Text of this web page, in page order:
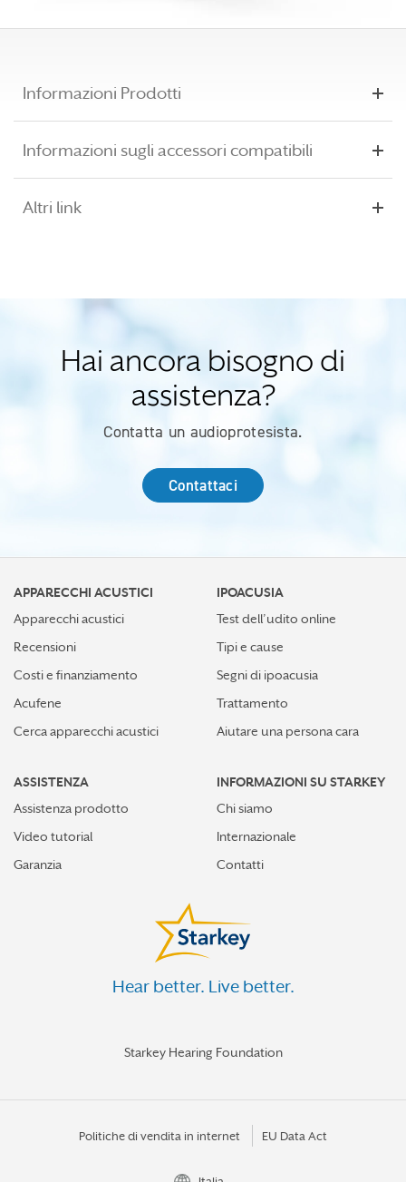
Informazioni Prodotti
Informazioni sugli accessori compatibili
Altri link
Hai ancora bisogno di
assistenza?
Contatta un audioprotesista.
Contattaci
APPARECCHI ACUSTICI
Apparecchi acustici
Recensioni
Costi e finanziamento
Acufene
Cerca apparecchi acustici
IPOACUSIA
Test dell’udito online
Tipi e cause
Segni di ipoacusia
Trattamento
Aiutare una persona cara
ASSISTENZA
Assistenza prodotto
Video tutorial
Garanzia
INFORMAZIONI SU STARKEY
Chi siamo
Internazionale
Contatti
Hear better. Live better.
Starkey Hearing Foundation
Politiche di vendita in internet EU Data Act